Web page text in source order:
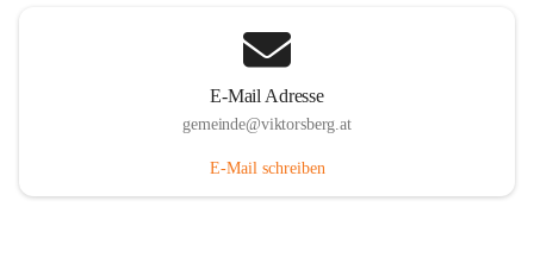
E-Mail Adresse
gemeinde@viktorsberg.at
E-Mail schreiben